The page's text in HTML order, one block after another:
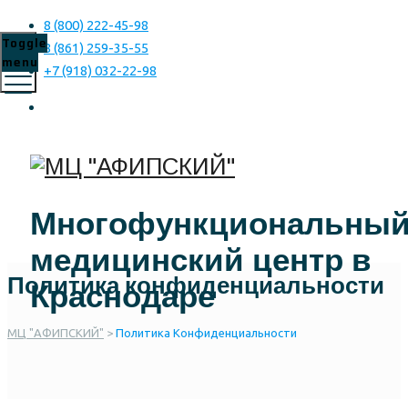
8 (800) 222-45-98
8 (861) 259-35-55
+7 (918) 032-22-98
медицинский центр в
Краснодаре
Toggle
menu
Политика конфиденциальности
МЦ "АФИПСКИЙ" > Политика Конфиденциальности